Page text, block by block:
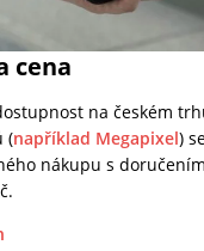
cena
na českém
(například Megapixel)
nákupu s